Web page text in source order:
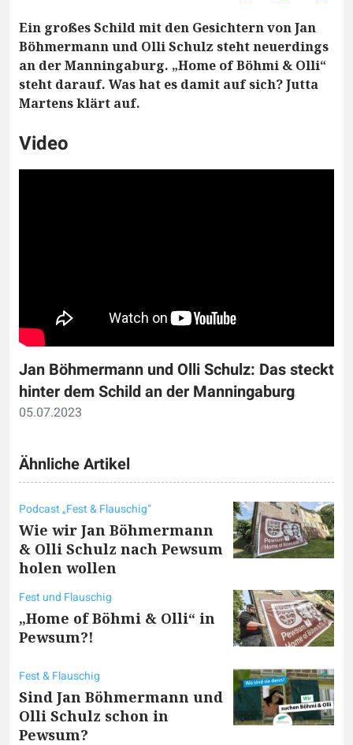
Ein großes Schild mit den Gesichtern von Jan
Böhmermann und Olli Schulz steht neuerdings
an der Manningaburg. „Home of Böhmi & Olli“
steht darauf. Was hat es damit auf sich? Jutta
Martens klärt auf.
Video
Jan Böhmermann und Olli Schulz: Das steckt
hinter dem Schild an der Manningaburg
05.07.2023
Ähnliche Artikel
Podcast „Fest & Flauschig“
Wie wir Jan Böhmermann
& Olli Schulz nach Pewsum
holen wollen
Fest und Flauschig
„Home of Böhmi & Olli“ in
Pewsum?!
Fest & Flauschig
Sind Jan Böhmermann und
Olli Schulz schon in
Pewsum?